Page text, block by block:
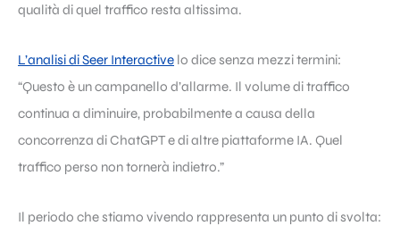
qualità di quel traffico resta altissima.
L’analisi di Seer Interactive lo dice senza mezzi termini:
“Questo è un campanello d’allarme. Il volume di traffico
continua a diminuire, probabilmente a causa della
concorrenza di ChatGPT e di altre piattaforme IA. Quel
traffico perso non tornerà indietro.”
Il periodo che stiamo vivendo rappresenta un punto di svolta: